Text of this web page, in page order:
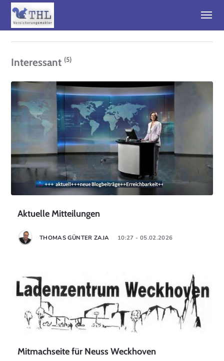
Interessant (5)
Aktuelle Mitteilungen
THOMAS GÜNTER ZAJA 10:27 - 05.02.2026
Mitmachseite für Neuss Weckhoven